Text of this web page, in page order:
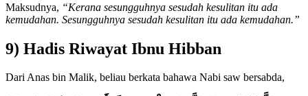
Maksudnya, “Kerana sesungguhnya sesudah kesulitan itu ada
kemudahan. Sesungguhnya sesudah kesulitan itu ada kemudahan.”
9) Hadis Riwayat Ibnu Hibban
Dari Anas bin Malik, beliau berkata bahawa Nabi saw bersabda,